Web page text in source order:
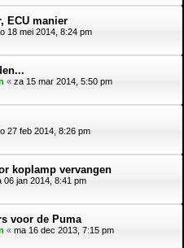
ECU manier
18 mei 2014, 8:24 pm
« za 15 mar 2014, 5:50 pm
27 feb 2014, 8:26 pm
koplamp vervangen
06 jan 2014, 8:41 pm
voor de Puma
« ma 16 dec 2013, 7:15 pm